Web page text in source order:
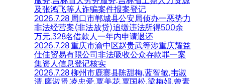
及张鸿飞等人诈骗案件报案登记
2026.7.28 周口市郸城县公安局侦办一恶势力
非法经营案(非法放贷)追缴违法所得500余
万元,328名借款人一年内申请退还
2026.7.28 重庆市渝中区赵贵武等涉重庆耀益
仕佳贸易有限公司非法吸收公众存款罪一案
集资人信息登记核实
2026.7.28 柳州市鹿寨县陈甜梅,蓝智敏,韦淑
清,廖淑贤,凌忠爱,覃美花,覃国松,梁梅娟,曾素